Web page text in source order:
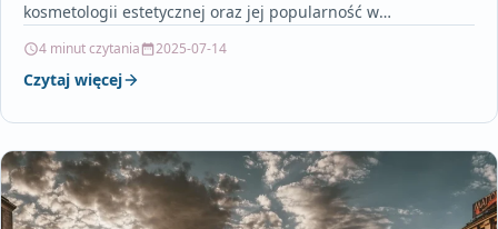
kosmetologii estetycznej oraz jej popularność w
4 minut czytania 2025-07-14
Czytaj więcej